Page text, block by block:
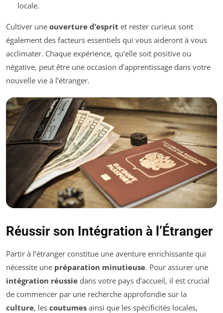
locale.
Cultiver une ouverture d’esprit et rester curieux sont
également des facteurs essentiels qui vous aideront à vous
acclimater. Chaque expérience, qu’elle soit positive ou
négative, peut être une occasion d’apprentissage dans votre
nouvelle vie à l’étranger.
Réussir son Intégration à l’Étranger
Partir à l’étranger constitue une aventure enrichissante qui
nécessite une préparation minutieuse. Pour assurer une
intégration réussie dans votre pays d’accueil, il est crucial
de commencer par une recherche approfondie sur la
culture, les coutumes ainsi que les spécificités locales,